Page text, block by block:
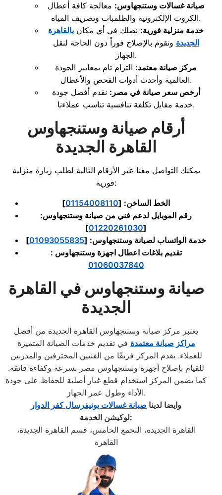
صيانة غسالات وستنجهاوس: معالجة كافة أعطال
الكروت الإلكترونية والطلمبات وتصريف المياه.
خدمة منزلية فورية: نصلك في أي مكان بالقاهرة
الجديدة ونقوم بالإصلاح فوراً دون الحاجة لنقل
الجهاز.
مركز صيانة معتمد: التزام تام بمعايير الجودة
العالمية وأحدث أدوات الفحص والأعطال.
أرخص سعر صيانة في مصر: نقدم أفضل جودة
خدمة مقابل تكلفة تنافسية تناسب عملاءنا.
أرقام صيانة وستنجهاوس
القاهرة الجديدة
يمكنك التواصل معنا عبر الأرقام التالية لطلب زيارة منزلية
فورية:
الخط الساخن: [01154008110
]
رقم الموبايل لدعم فني من صيانة وستنجهاوس:
[
01220261030
]
خدمة الواتساب لصيانة وستنجهاوس: [01093055835
]
تقديم بلاغات اعطال اجهزة وستنجهاوس :
01060037840
صيانة وستنجهاوس في القاهرة
الجديدة
يعتبر مركز صيانة وستنجهاوس القاهرة الجديدة من أفضل
مراكز صيانة معتمدة في تقديم خدمات الصيانة المتميزة
للعملاء. يقدم المركز فريقًا من الفنيين المحترفين والمدربين
للقيام بإصلاح أجهزة وستنجهاوس مصر بسرعة وكفاءة فائقة.
كما يضمن المركز استخدام قطع غيار أصلية للحفاظ على جودة
الأداء وطول عمر الجهاز.
وايضا لدينا صيانة غسالات يونيفرسال كفر الدوار
لوكيشن الخدمة:
القاهرة الجديدة، التجمع الخامس، قسم القاهرة الجديدة،
القاهرة